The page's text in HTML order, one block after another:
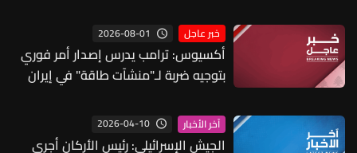
خبر عاجل 2026-08-01
أكسيوس: ترامب يدرس إصدار أمر فوري
بتوجيه ضربة لـ"منشآت طاقة" في إيران
آخر الأخبار 2026-04-10
الجيش الإسرائيلي: رئيس الأركان أجرى